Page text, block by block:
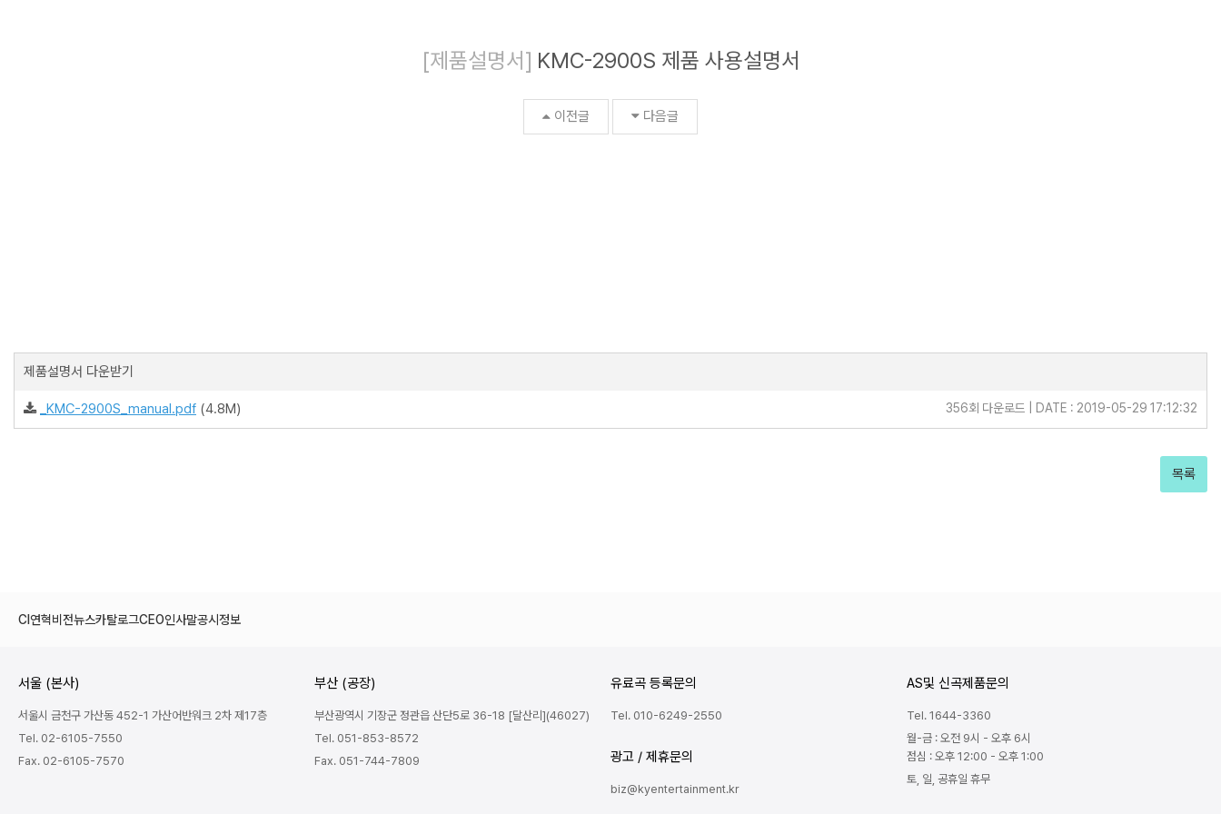
[제품설명서] KMC-2900S 제품 사용설명서
이전글 다음글
제품설명서 다운받기
_KMC-2900S_manual.pdf (4.8M) 356회 다운로드 | DATE : 2019-05-29 17:12:32
목록
CI연혁비전뉴스카탈로그CEO인사말공시정보
서울 (본사)
서울시 금천구 가산동 452-1 가산어반워크 2차 제17층
Tel. 02-6105-7550
Fax. 02-6105-7570
부산 (공장)
부산광역시 기장군 정관읍 산단5로 36-18 [달산리](46027)
Tel. 051-853-8572
Fax. 051-744-7809
유료곡 등록문의
Tel. 010-6249-2550
광고 / 제휴문의
biz@kyentertainment.kr
AS및 신곡제품문의
Tel. 1644-3360
월-금 : 오전 9시 - 오후 6시
점심 : 오후 12:00 - 오후 1:00
토, 일, 공휴일 휴무